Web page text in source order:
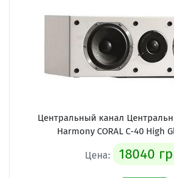
Центральный канал
Harmony CORAL C-40 High
Цена: 18040